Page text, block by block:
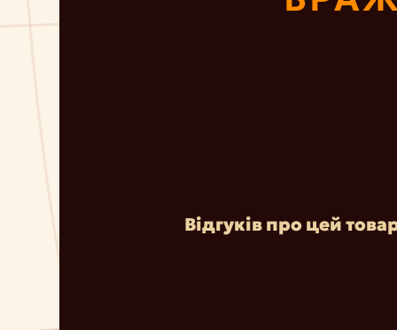
Відгуків про цей